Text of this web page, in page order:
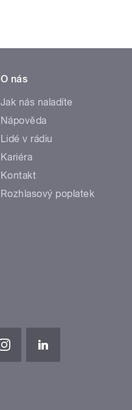
O nás
Jak nás naladíte
Nápověda
Lidé v rádiu
Kariéra
Kontakt
Rozhlasový poplatek